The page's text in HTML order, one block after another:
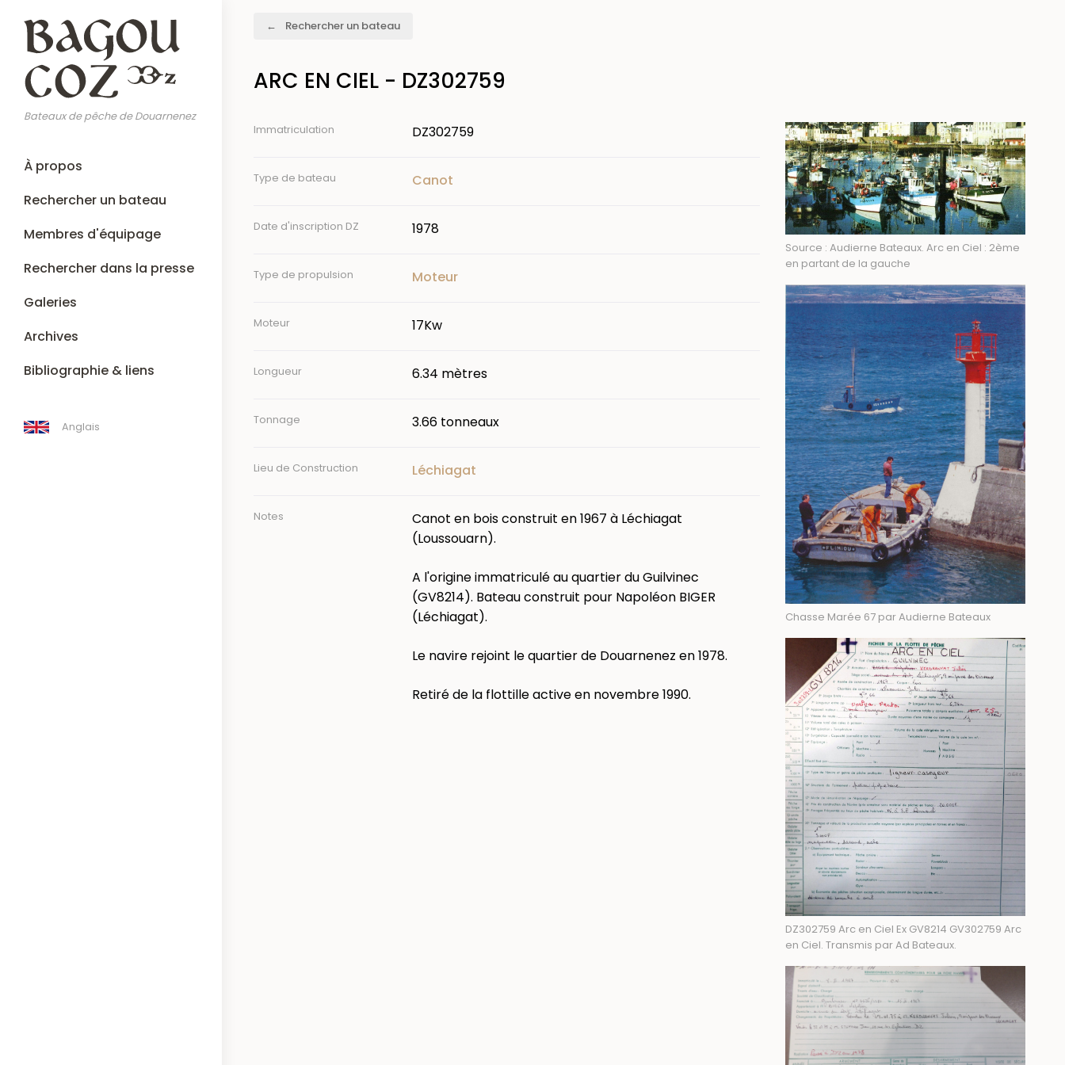
contenu
principal
Bateaux de pêche de Douarnenez
Main
navigation
À propos
Rechercher un bateau
Membres d'équipage
Rechercher dans la presse
Galeries
Archives
Bibliographie & liens
Anglais
Rechercher un bateau
ARC EN CIEL - DZ302759
Immatriculation DZ302759
Type de bateau Canot
Date d'inscription DZ 1978
Type de propulsion Moteur
Moteur 17Kw
Longueur 6.34 mètres
Tonnage 3.66 tonneaux
Lieu de Construction Léchiagat
Notes
Canot en bois construit en 1967 à Léchiagat
(Loussouarn).
A l'origine immatriculé au quartier du Guilvinec
(GV8214). Bateau construit pour Napoléon BIGER
(Léchiagat).
Le navire rejoint le quartier de Douarnenez en 1978.
Retiré de la flottille active en novembre 1990.
Image
Source : Audierne Bateaux. Arc en Ciel : 2ème
en partant de la gauche
Chasse Marée 67 par Audierne Bateaux
DZ302759 Arc en Ciel Ex GV8214 GV302759 Arc
en Ciel. Transmis par Ad Bateaux.